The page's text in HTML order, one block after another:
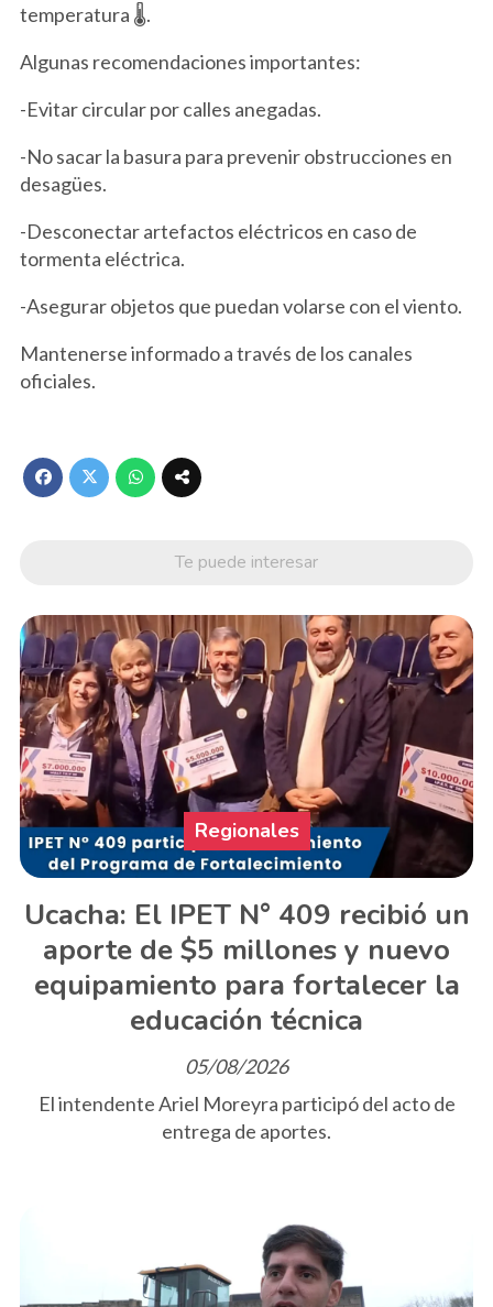
temperatura 🌡️.
Algunas recomendaciones importantes:
-Evitar circular por calles anegadas.
-No sacar la basura para prevenir obstrucciones en
desagües.
-Desconectar artefactos eléctricos en caso de
tormenta eléctrica.
-Asegurar objetos que puedan volarse con el viento.
Mantenerse informado a través de los canales
oficiales.
Te puede interesar
Ucacha: El IPET N° 409 recibió un
aporte de $5 millones y nuevo
equipamiento para fortalecer la
educación técnica
Regionales
05/08/2026
El intendente Ariel Moreyra participó del acto de
entrega de aportes.